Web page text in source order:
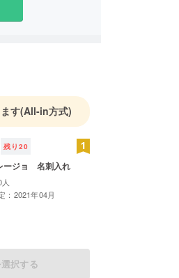
込めて、お客様
。型紙づくりか
す(All-in方式)
残り 20
ージョ 名刺入れ
：2021年04月
択する